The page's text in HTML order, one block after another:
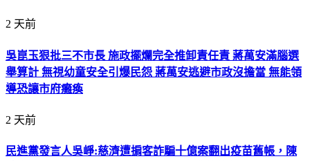
2 天前
吳崑玉狠批三不市長 施政擺爛完全推卸責任責 蔣萬安滿腦選
舉算計 無視幼童安全引爆民怨 蔣萬安逃避市政沒擔當 無能領
導恐讓市府癱瘓
2 天前
民進黨發言人吳崢:慈濟遭掮客詐騙十億案翻出疫苗舊帳，陳